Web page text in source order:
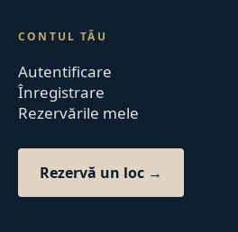
CONTUL TĂU
Autentificare
Înregistrare
Rezervările mele
Rezervă un loc →